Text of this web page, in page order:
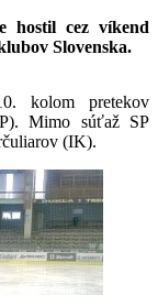
hostil cez víkend
Slovenska.
kolom pretekov
Mimo súťaž SP
(IK).